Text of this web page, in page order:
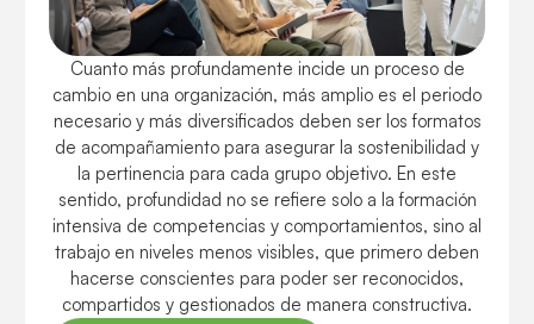
Cuanto más profundamente incide un proceso de
cambio en una organización, más amplio es el periodo
necesario y más diversificados deben ser los formatos
de acompañamiento para asegurar la sostenibilidad y
la pertinencia para cada grupo objetivo. En este
sentido, profundidad no se refiere solo a la formación
intensiva de competencias y comportamientos, sino al
trabajo en niveles menos visibles, que primero deben
hacerse conscientes para poder ser reconocidos,
compartidos y gestionados de manera constructiva.